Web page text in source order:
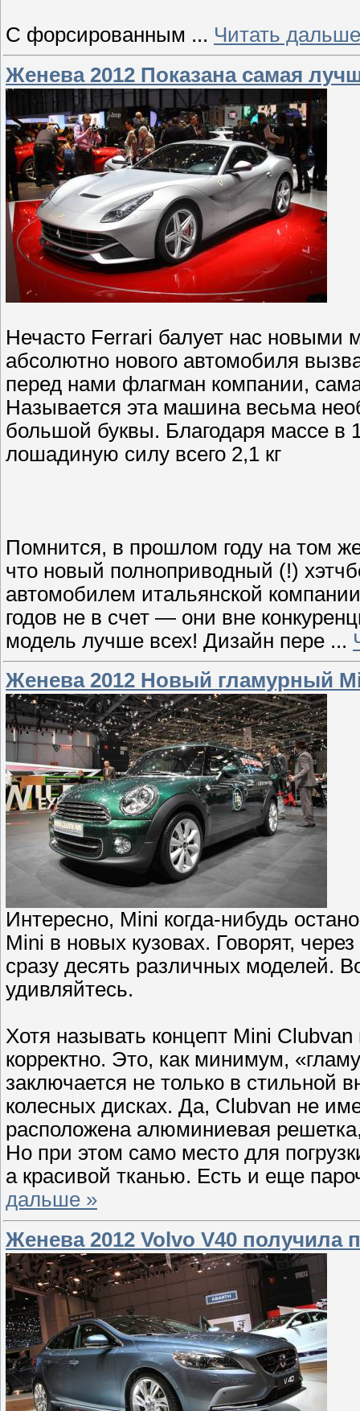
С форсированным ... Читать
Женева 2012 Показана самая
Нечасто Ferrari балует нас
абсолютно нового автомобиля
перед нами флагман компании,
Называется эта машина весьма
большой буквы. Благодаря массе в
лошадиную силу всего 2,1 кг
Помнится, в прошлом году на том
что новый полноприводный (!)
автомобилем итальянской
годов не в счет — они вне
модель лучше всех! Дизайн пере ...
Женева 2012 Новый гламурный
Интересно, Mini когда-нибудь
Mini в новых кузовах. Говорят,
сразу десять различных моделей.
удивляйтесь.
Хотя называть концепт Mini
корректно. Это, как минимум,
заключается не только в стильной
колесных дисках. Да, Clubvan не
расположена алюминиевая решетка,
Но при этом само место для
а красивой тканью. Есть и еще
дальше »
Женева 2012 Volvo V40 получила